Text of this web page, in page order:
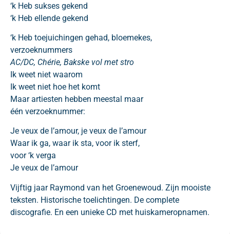
‘k Heb sukses gekend
‘k Heb ellende gekend
‘k Heb toejuichingen gehad, bloemekes,
verzoeknummers
AC/DC, Chérie, Bakske vol met stro
Ik weet niet waarom
Ik weet niet hoe het komt
Maar artiesten hebben meestal maar
één verzoeknummer:
Je veux de l’amour, je veux de l’amour
Waar ik ga, waar ik sta, voor ik sterf,
voor ‘k verga
Je veux de l’amour
Vijftig jaar Raymond van het Groenewoud. Zijn mooiste
teksten. Historische toelichtingen. De complete
discografie. En een unieke CD met huiskameropnamen.